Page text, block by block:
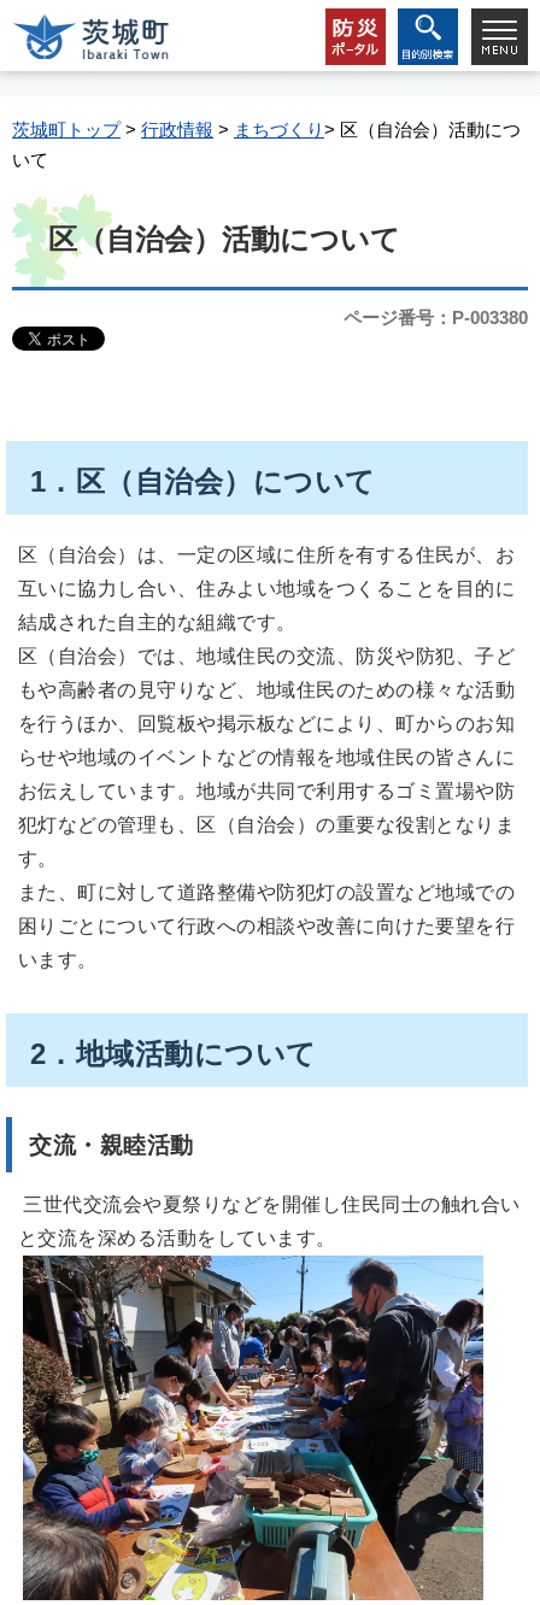
茨城町トップ> 行政情報 > まちづくり> 区（自治会）活動につ
いて
区（自治会）活動について
ページ番号：P-003380
1．区（自治会）について
区（自治会）は、一定の区域に住所を有する住民が、お
互いに協力し合い、住みよい地域をつくることを目的に
結成された自主的な組織です。
区（自治会）では、地域住民の交流、防災や防犯、子ど
もや高齢者の見守りなど、地域住民のための様々な活動
を行うほか、回覧板や掲示板などにより、町からのお知
らせや地域のイベントなどの情報を地域住民の皆さんに
お伝えしています。地域が共同で利用するゴミ置場や防
犯灯などの管理も、区（自治会）の重要な役割となりま
す。
また、町に対して道路整備や防犯灯の設置など地域での
困りごとについて行政への相談や改善に向けた要望を行
います。
2．地域活動について
交流・親睦活動
三世代交流会や夏祭りなどを開催し住民同士の触れ合い
と交流を深める活動をしています。